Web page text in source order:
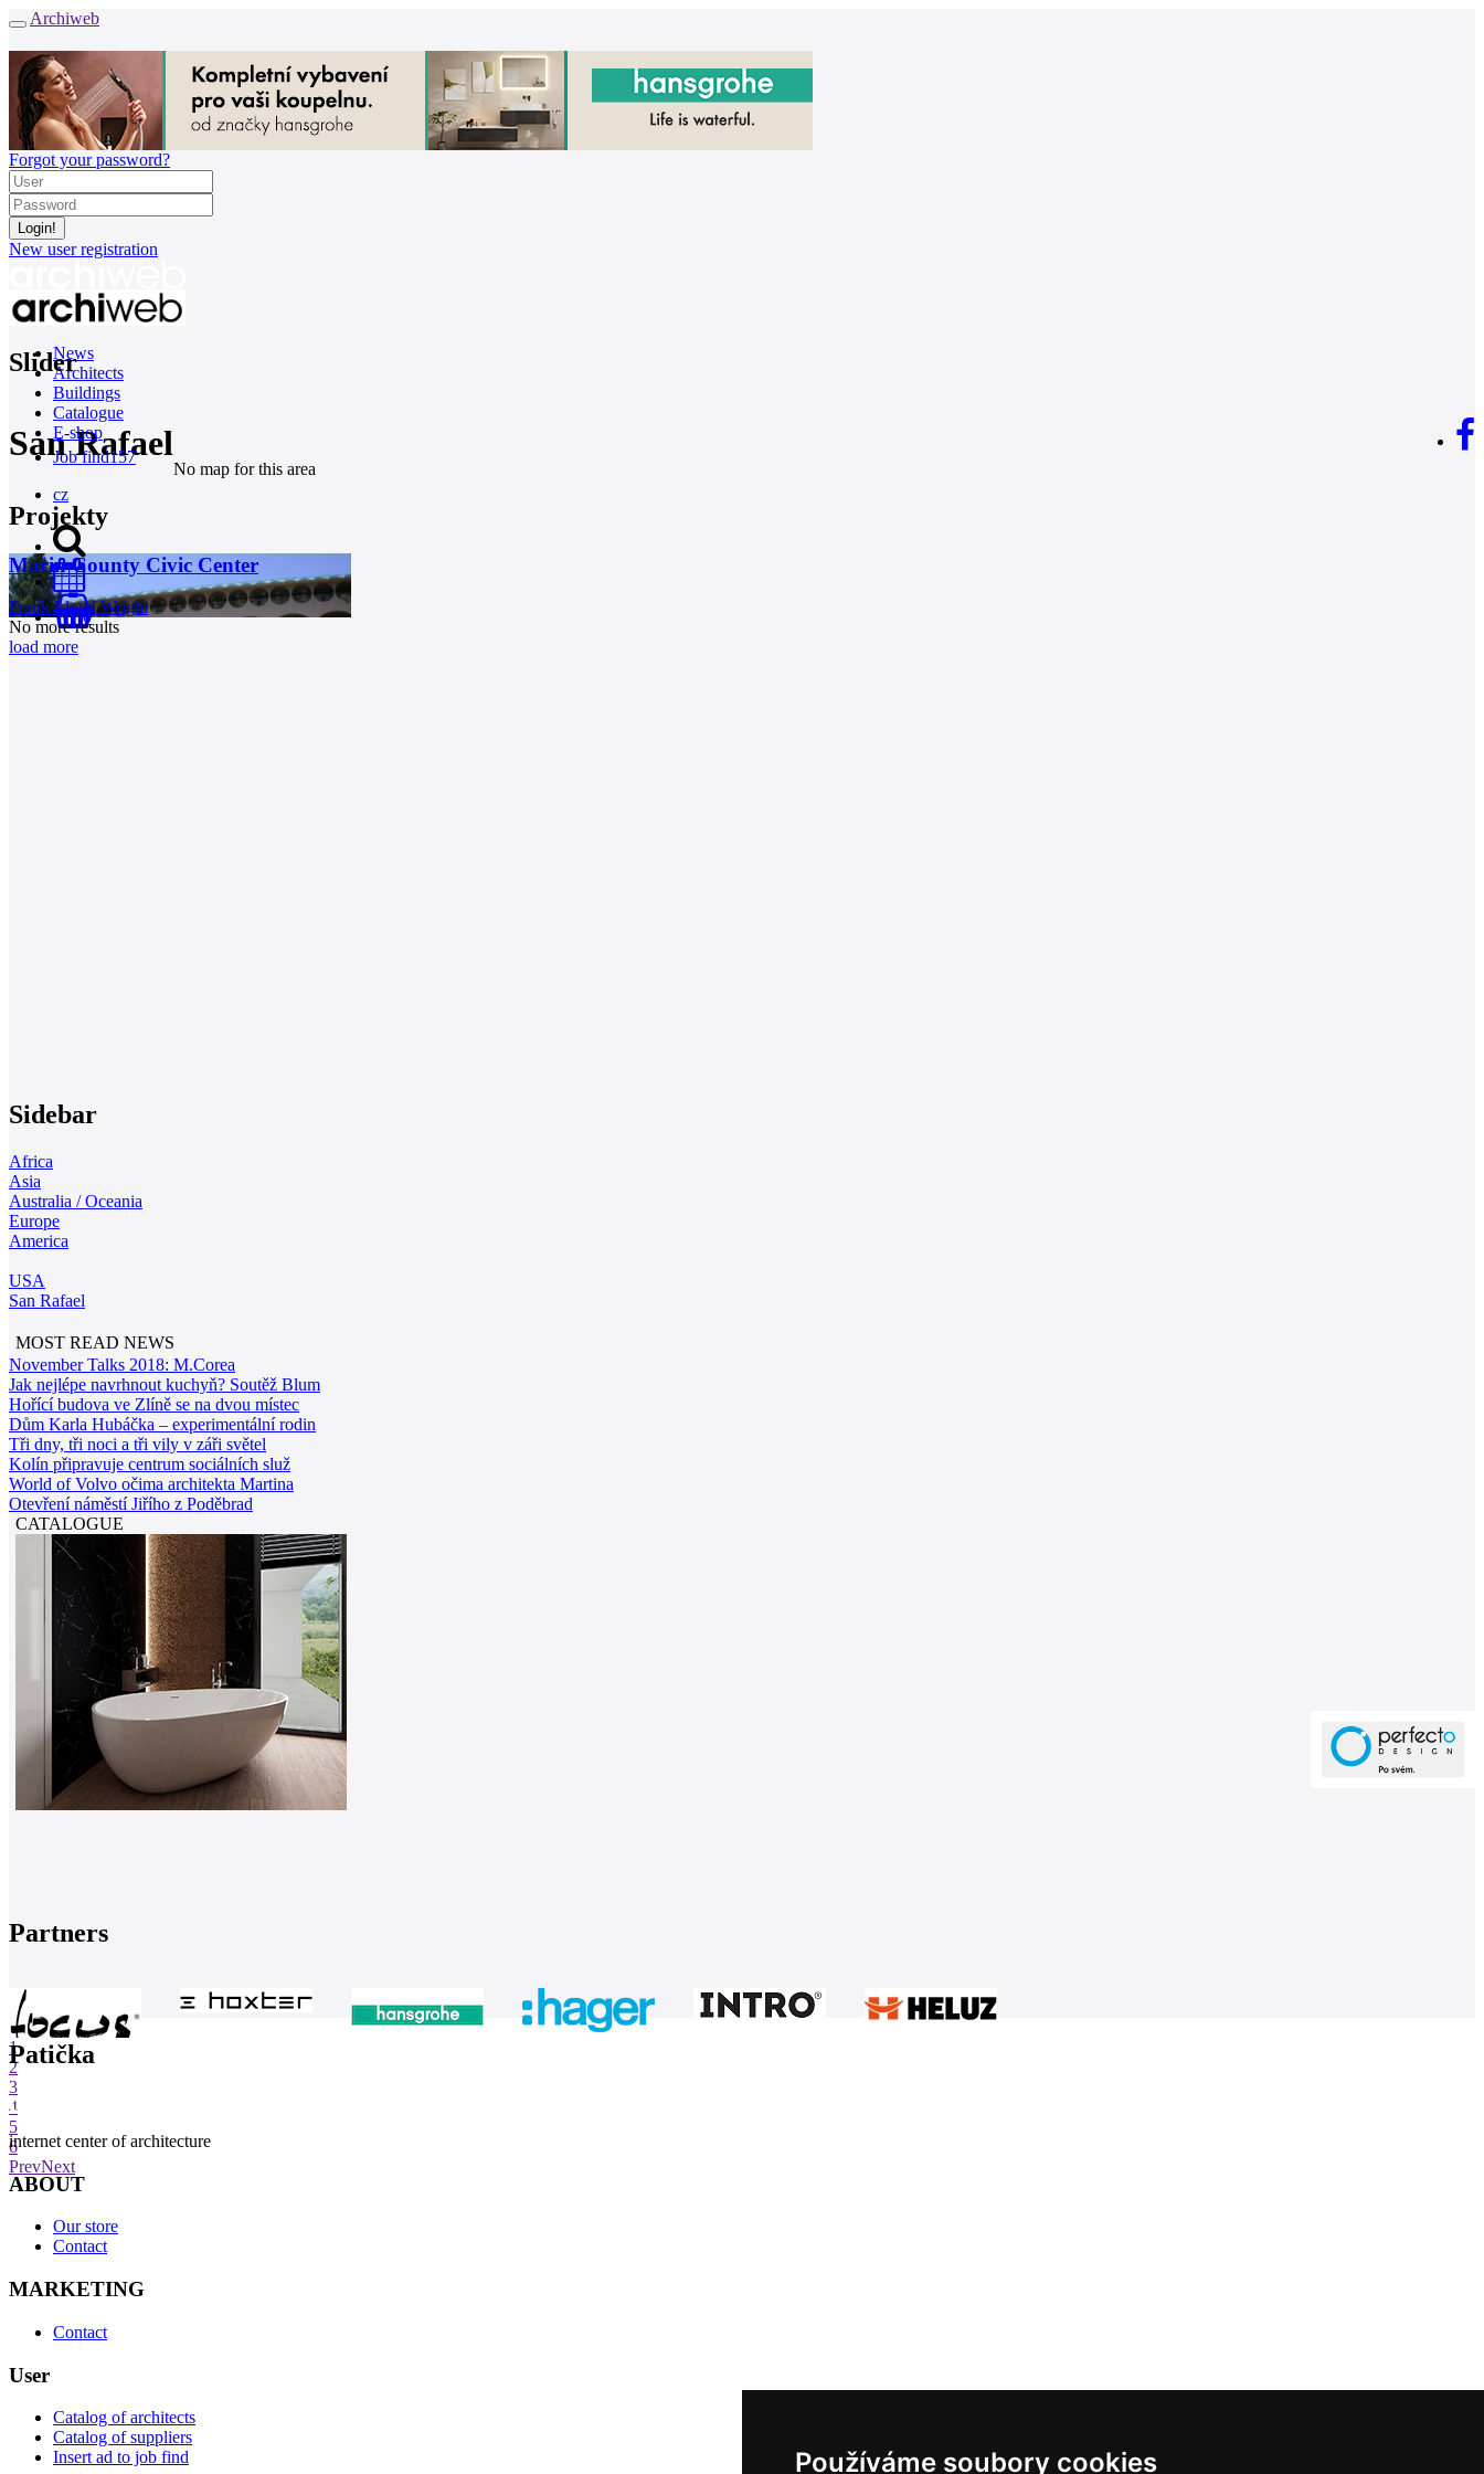
Používáme soubory cookies
Archiweb
Forgot your password?
New user registration
News
Architects
Buildings
Catalogue
E-shop
Job find157
cz
0
Slider
San Rafael
No map for this area
Projekty
Marin County Civic Center
Frank Lloyd Wright
No more results
load more
Sidebar
Africa
Asia
Australia / Oceania
Europe
America
USA
San Rafael
MOST READ NEWS
November Talks 2018: M.Corea
Jak nejlépe navrhnout kuchyň? Soutěž Blum
Hořící budova ve Zlíně se na dvou místec
Dům Karla Hubáčka – experimentální rodin
Tři dny, tři noci a tři vily v záři světel
Kolín připravuje centrum sociálních služ
World of Volvo očima architekta Martina
Otevření náměstí Jiřího z Poděbrad
CATALOGUE
Partners
1
2
3
4
5
6
PrevNext
Patička
internet center of architecture
ABOUT
Our store
Contact
MARKETING
Contact
User
Catalog of architects
Catalog of suppliers
Insert ad to job find